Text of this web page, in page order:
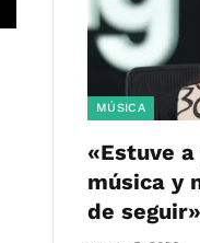
MÚSICA
«Estuve
música y
de